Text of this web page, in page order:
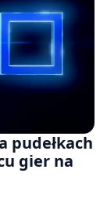
pudełkach
gier na